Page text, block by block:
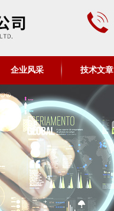
企业风采 技术文章